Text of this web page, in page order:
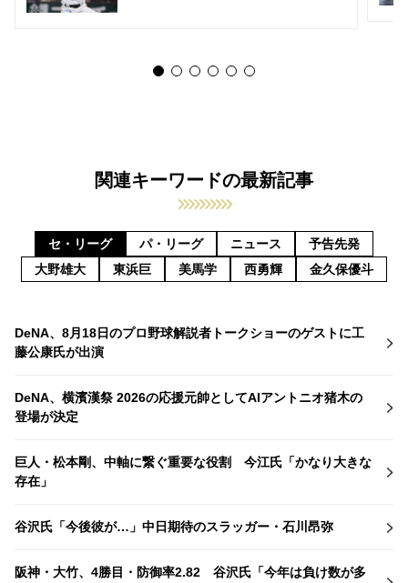
関連キーワードの最新記事
セ・リーグ パ・リーグ ニュース
予告先発
大野雄大
東浜巨 美馬学 西勇輝 金久保優斗
DeNA、8月18日のプロ野球解説者トークショーのゲストに工
藤公康氏が出演
DeNA、横濱漢祭 2026の応援元帥としてAIアントニオ猪木の
登場が決定
巨人・松本剛、中軸に繋ぐ重要な役割 今江氏「かなり大きな
存在」
谷沢氏「今後彼が…」中日期待のスラッガー・石川昂弥
阪神・大竹、4勝目・防御率2.82 谷沢氏「今年は負け数が多